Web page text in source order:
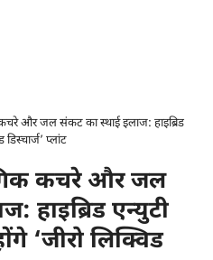
और जल संकट का स्थाई इलाज: हाइब्रिड
प्लांट
कचरे और जल
हाइब्रिड एन्युटी
‘जीरो लिक्विड